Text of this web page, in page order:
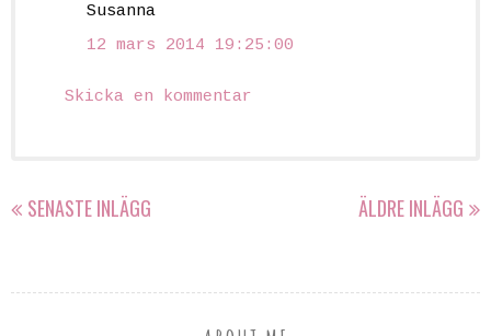
Susanna
12 mars 2014 19:25:00
Skicka en kommentar
SENASTE INLÄGG ÄLDRE INLÄGG